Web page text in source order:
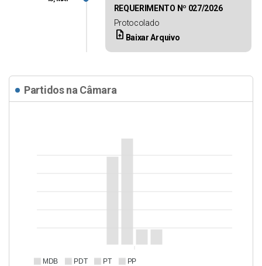
REQUERIMENTO Nº 027/2026
Protocolado
upload_file Baixar Arquivo
Partidos na Câmara
MDB PDT PT PP